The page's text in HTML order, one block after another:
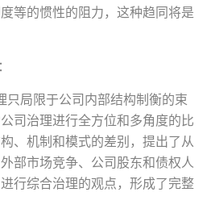
等的惯性的阻力，这种趋同将是
只局限于公司内部结构制衡的束
司治理进行全方位和多角度的比
、机制和模式的差别，提出了从
部市场竞争、公司股东和债权人
行综合治理的观点，形成了完整